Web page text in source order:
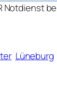
Notdienst
Lüneburg